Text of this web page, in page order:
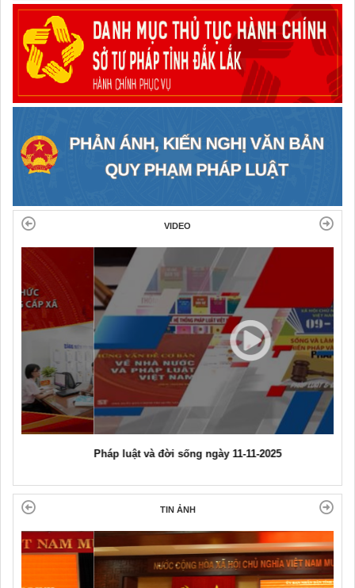
VIDEO
Pháp luật và đời sống ngày 11-11-2025
TIN ẢNH